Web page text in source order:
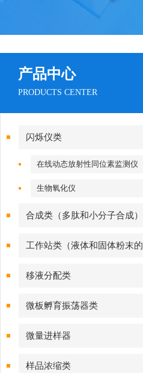
产品中心
PRODUCTS CENTER
闪烁仪类
在线动态放射性同位素监测仪
生物氧化仪
合成类（多肽和小分子合成）
工作站类（液体和固体粉末的
样品处理）
移液分配类
微板孵育振荡器类
微量进样器
样品浓缩类